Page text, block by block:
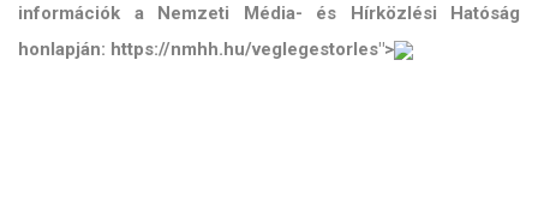
információk a Nemzeti Média- és Hírközlési Hatóság
honlapján: https://nmhh.hu/veglegestorles">